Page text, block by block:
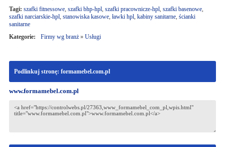
Tagi: szafki fitnessowe, szafki bhp-hpl, szafki pracownicze-hpl, szafki basenowe,
szafki narciarskie-hpl, stanowiska kasowe, ławki hpl, kabiny sanitarne, ścianki
sanitarne
Kategorie:
Firmy wg branż» Usługi
Podlinkuj stronę: formamebel.com.pl
www.formamebel.com.pl